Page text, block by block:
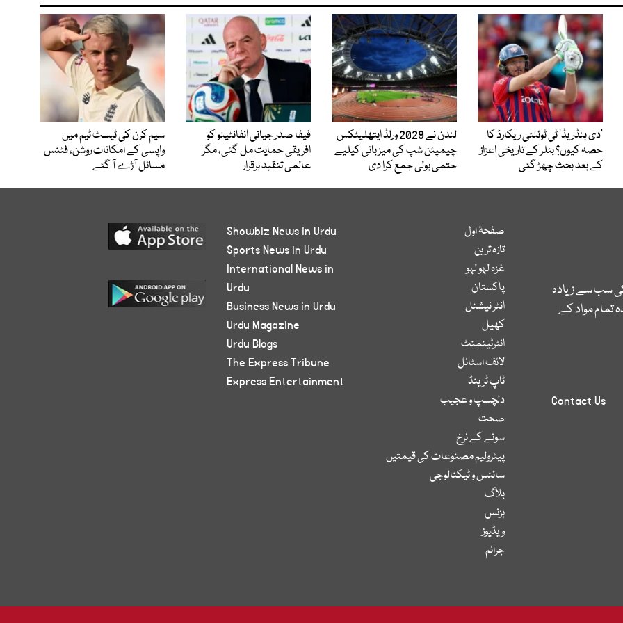
’دی ہنڈریڈ‘ ٹی ٹوئنٹی ریکارڈ کا
حصہ کیوں؟ بٹلر کے تاریخی اعزاز
کے بعد بحث چھڑ گئی
لندن نے 2029 ورلڈ ایتھلیٹکس
چیمپئن شپ کی میزبانی کیلیے
حتمی بولی جمع کرا دی
فیفا صدر جیانی انفانٹینو کو
افریقی حمایت مل گئی، مگر
عالمی تنقید برقرار
سیم کرن کی ٹیسٹ ٹیم میں
واپسی کے امکانات روشن، فٹنس
مسائل آڑے آ گئے
سب سے زیادہ
مواد کے
Contact Us
صفحۂ اول
تازہ ترین
غزہ لہو لہو
پاکستان
انٹر نیشنل
کھیل
انٹرٹینمنٹ
لائف اسٹائل
ٹاپ ٹرینڈ
دلچسپ و عجیب
صحت
سونے کے نرخ
پیٹرولیم مصنوعات کی قیمتیں
سائنس و ٹیکنالوجی
بلاگ
بزنس
ویڈیوز
جرائم
Showbiz News in Urdu
Sports News in Urdu
International News in
Urdu
Business News in Urdu
Urdu Magazine
Urdu Blogs
The Express Tribune
Express Entertainment